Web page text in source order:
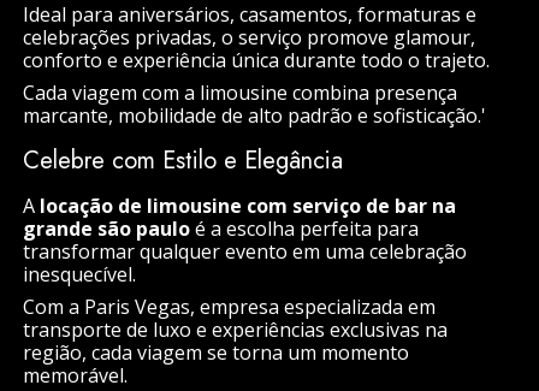
Ideal para aniversários, casamentos, formaturas e
celebrações privadas, o serviço promove glamour,
conforto e experiência única durante todo o trajeto.
Cada viagem com a limousine combina presença
marcante, mobilidade de alto padrão e sofisticação.'
Celebre com Estilo e Elegância
A locação de limousine com serviço de bar na
grande são pauloé a escolha perfeita para
transformar qualquer evento em uma celebração
inesquecível.
Com a Paris Vegas, empresa especializada em
transporte de luxo e experiências exclusivas na
região, cada viagem se torna um momento
memorável.